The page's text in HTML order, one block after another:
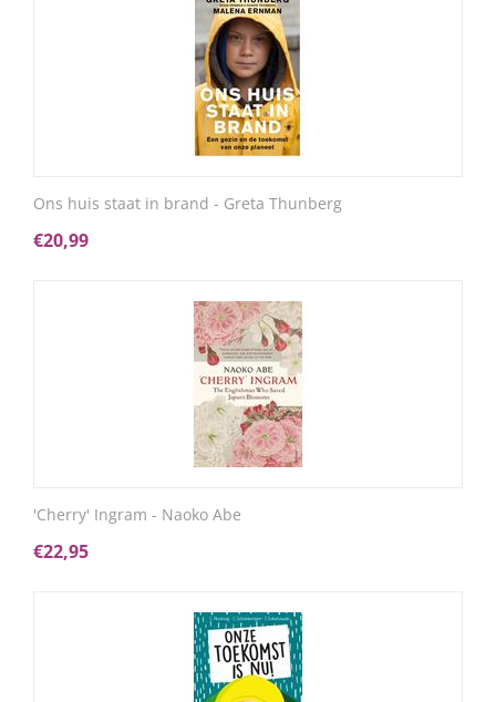
Ons huis staat in brand - Greta Thunberg
€20,99
'Cherry' Ingram - Naoko Abe
€22,95